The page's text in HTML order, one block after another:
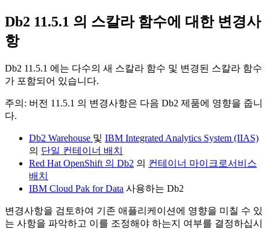
Db2 11.5.1 의 스칼라 함수에 대한 변경사
항
Db2 11.5.1 에는 다수의 새 스칼라 함수 및 변경된 스칼라 함수
가 포함되어 있습니다.
주의: 버전 11.5.1 의 변경사항은 다음 Db2 제품에 영향을 줍니
다.
Db2 Warehouse 및 IBM Integrated Analytics System (IIAS)
의 단일 컨테이너 배치
Red Hat OpenShift 의 Db2 의 컨테이너 마이크로서비스
배치
IBM Cloud Pak for Data 사용하는 Db2
변경사항을 검토하여 기존 애플리케이션에 영향을 미칠 수 있
는 사항을 파악하고 이를 조정해야 하는지 여부를 결정하십시